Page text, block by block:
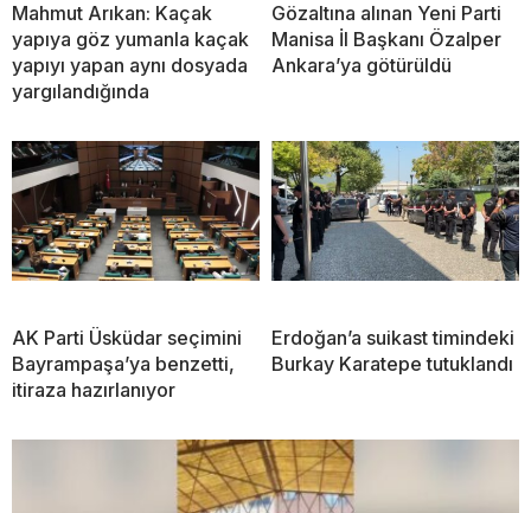
Mahmut Arıkan: Kaçak
yapıya göz yumanla kaçak
yapıyı yapan aynı dosyada
yargılandığında
Gözaltına alınan Yeni Parti
Manisa İl Başkanı Özalper
Ankara’ya götürüldü
AK Parti Üsküdar seçimini
Bayrampaşa’ya benzetti,
itiraza hazırlanıyor
Erdoğan’a suikast timindeki
Burkay Karatepe tutuklandı